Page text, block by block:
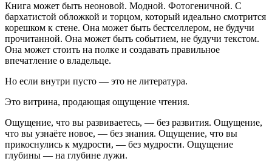
Книга может быть неоновой. Модной. Фотогеничной. С
бархатистой обложкой и торцом, который идеально смотрится
корешком к стене. Она может быть бестселлером, не будучи
прочитанной. Она может быть событием, не будучи текстом.
Она может стоить на полке и создавать правильное
впечатление о владельце.
Но если внутри пусто — это не литература.
Это витрина, продающая ощущение чтения.
Ощущение, что вы развиваетесь, — без развития. Ощущение,
что вы узнаёте новое, — без знания. Ощущение, что вы
прикоснулись к мудрости, — без мудрости. Ощущение
глубины — на глубине лужи.